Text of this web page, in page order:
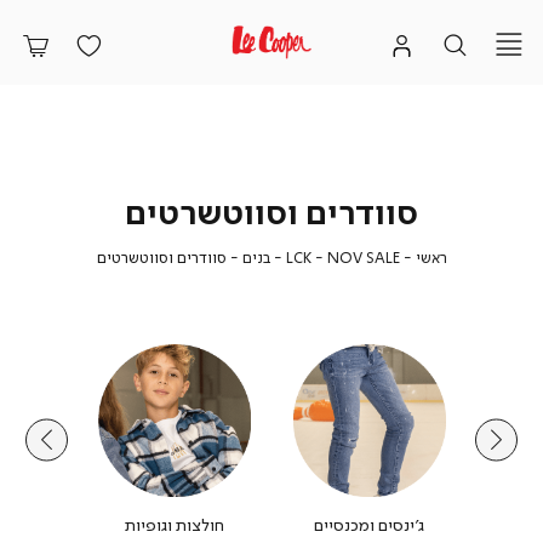
סוודרים וסווטשרטים
ראשי ראשי
LCK - NOV SALE
LCKבנים בניםסוודרים וסווטשרטיםסוודרים
ג'ינסים ומכנסיים חולצות וגופיות